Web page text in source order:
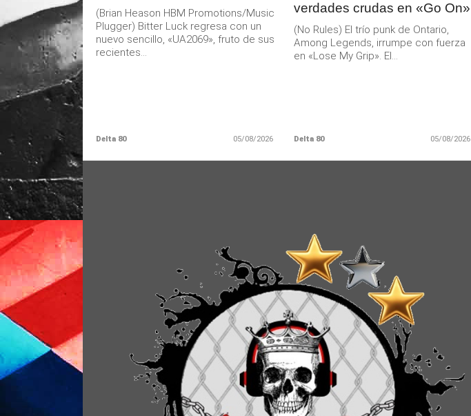
(Brian Heason HBM Promotions/Music
Plugger) Bitter Luck regresa con un
nuevo sencillo, «UA2069», fruto de sus
recientes...
Delta 80 05/08/2026
verdades crudas en «Go On»
(No Rules) El trío punk de Ontario,
Among Legends, irrumpe con fuerza
en «Lose My Grip». El...
Delta 80 05/08/2026